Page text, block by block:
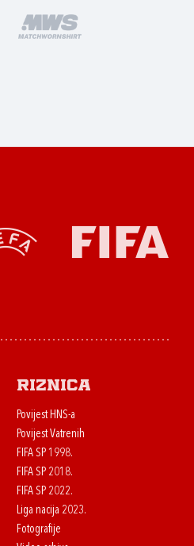
Riznica
Povijest HNS-a
Povijest Vatrenih
FIFA SP 1998.
FIFA SP 2018.
FIFA SP 2022.
Liga nacija 2023.
Fotografije